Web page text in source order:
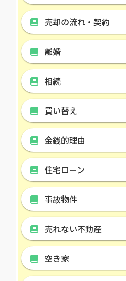
売却の流れ・契約
離婚
相続
買い替え
金銭的理由
住宅ローン
事故物件
売れない不動産
空き家